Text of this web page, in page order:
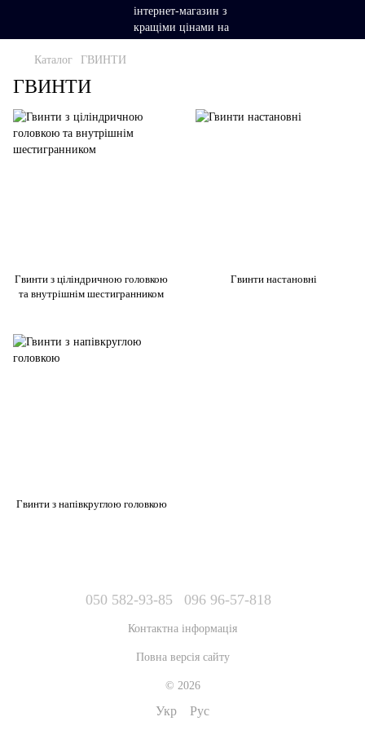
Каталог ГВИНТИ
ГВИНТИ
Гвинти з ціліндричною головкою
та внутрішнім шестигранником
Гвинти настановні
Гвинти з напівкруглою головкою
050 582-93-85 096 96-57-818
Контактна інформація
Повна версія сайту
© 2026
Укр Рус